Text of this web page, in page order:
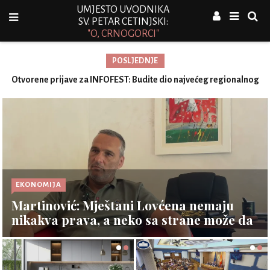
UMJESTO UVODNIKA
SV. PETAR CETINJSKI:
"O, CRNOGORCI"
POSLJEDNJE
Otvorene prijave za INFOFEST: Budite dio najvećeg regionalnog
EKONOMIJA
Martinović: Mještani Lovćena nemaju
nikakva prava, a neko sa strane može da
investira